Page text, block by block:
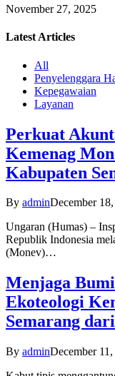
November 27, 2025
Latest Articles
All
Penyelenggara
Kepegawaian
Layanan
Perkuat
Kemenag
Kabupaten
By adminDecember
Ungaran (Humas) –
Republik Indonesia
(Monev)…
Menjaga
Ekoteologi
Semarang
By adminDecember